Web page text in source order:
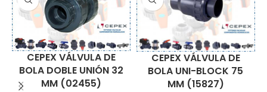
CEPEX VÁLVULA DE
BOLA DOBLE UNIÓN 32
MM (02455)
CEPEX VÁLVULA DE
BOLA UNI-BLOCK 75
MM (15827)